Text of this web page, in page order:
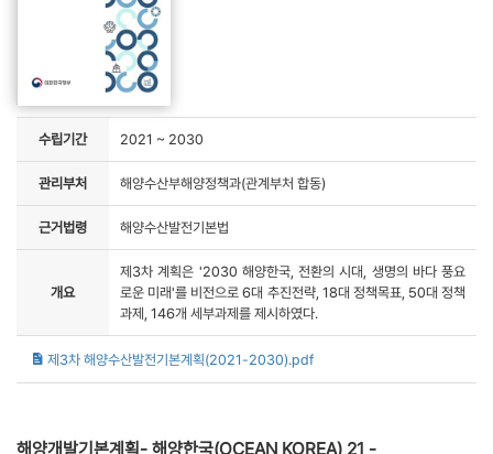
수립기간 2021 ~ 2030
관리부처 해양수산부해양정책과(관계부처 합동)
근거법령 해양수산발전기본법
개요
제3차 계획은 '2030 해양한국, 전환의 시대, 생명의 바다 풍요
로운 미래'를 비전으로 6대 추진전략, 18대 정책목표, 50대 정책
과제, 146개 세부과제를 제시하였다.
제3차 해양수산발전기본계획(2021-2030).pdf
해양개발기본계획- 해양한국(OCEAN KOREA) 21 -